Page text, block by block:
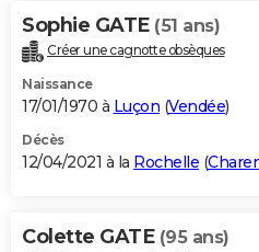
Sophie GATE (51 ans)
Créer une cagnotte obsèques
Naissance
17/01/1970 à Luçon (Vendée)
Décès
12/04/2021 à la Rochelle (
Colette GATE (95 ans)